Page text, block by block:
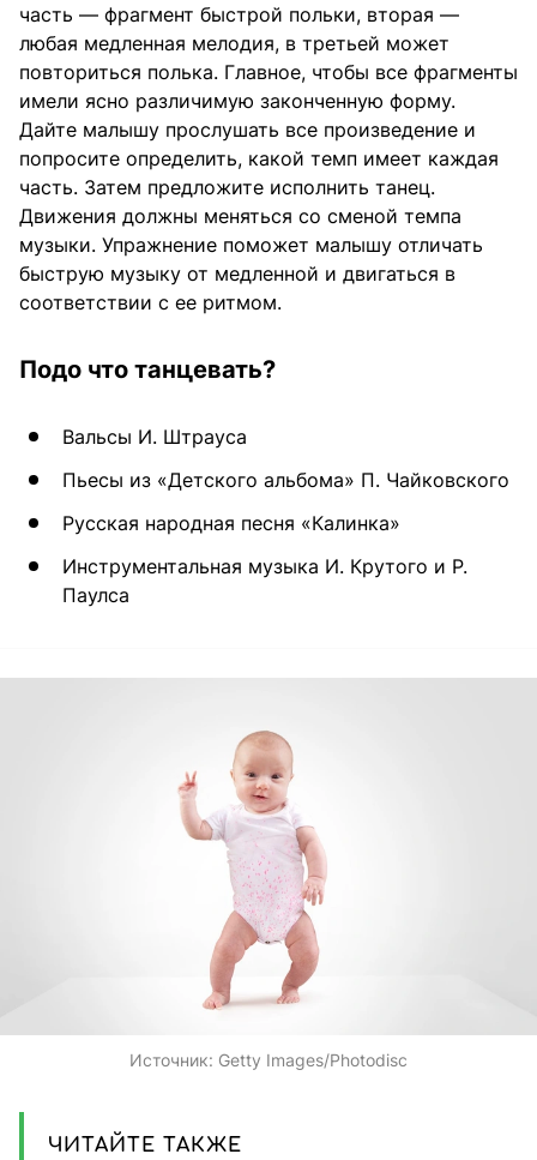
часть — фрагмент быстрой польки, вторая —
любая медленная мелодия, в третьей может
повториться полька. Главное, чтобы все фрагменты
имели ясно различимую законченную форму.
Дайте малышу прослушать все произведение и
попросите определить, какой темп имеет каждая
часть. Затем предложите исполнить танец.
Движения должны меняться со сменой темпа
музыки. Упражнение поможет малышу отличать
быструю музыку от медленной и двигаться в
соответствии с ее ритмом.
Подо что танцевать?
Вальсы И. Штрауса
Пьесы из «Детского альбома» П. Чайковского
Русская народная песня «Калинка»
Инструментальная музыка И. Крутого и Р.
Паулса
Источник: Getty Images/Photodisc
ЧИТАЙТЕ ТАКЖЕ